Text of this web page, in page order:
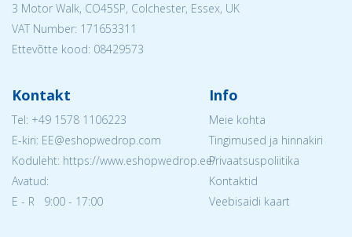
3 Motor Walk, CO45SP, Colchester, Essex, UK
VAT Number: 171653311
Ettevõtte kood: 08429573
Kontakt
Tel: +49 1578 1106223
E-kiri: EE@eshopwedrop.com
Koduleht: https://www.eshopwedrop.ee/
Avatud:
E - R 9:00 - 17:00
Info
Meie kohta
Tingimused ja hinnakiri
Privaatsuspoliitika
Kontaktid
Veebisaidi kaart